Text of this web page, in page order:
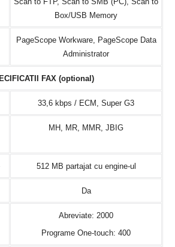
Box/USB Memory
PageScope Workware, PageScope Data
Administrator
FAX (optional)
33,6 kbps / ECM, Super G3
MH, MR, MMR, JBIG
512 MB partajat cu engine-ul
Da
Abreviate: 2000
Programe One-touch: 400